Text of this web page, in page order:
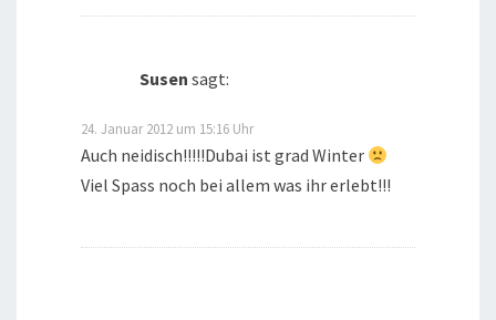
Susen sagt:
24. Januar 2012 um 15:16 Uhr
Auch neidisch!!!!!Dubai ist grad Winter
Viel Spass noch bei allem was ihr erlebt!!!